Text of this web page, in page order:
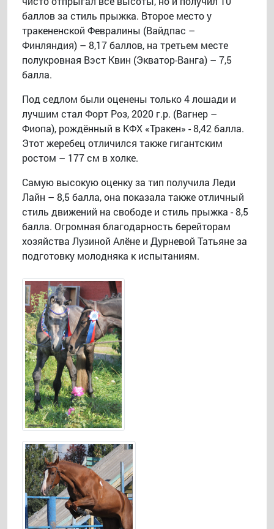
баллов за стиль прыжка. Второе место у
тракененской Февралины (Вайдпас –
Финляндия) – 8,17 баллов, на третьем месте
полукровная Вэст Квин (Экватор-Ванга) – 7,5
балла.
Под седлом были оценены только 4 лошади и
лучшим стал Форт Роз, 2020 г.р. (Вагнер –
Фиопа), рождённый в КФХ «Тракен» - 8,42 балла.
Этот жеребец отличился также гигантским
ростом – 177 см в холке.
Самую высокую оценку за тип получила Леди
Лайн – 8,5 балла, она показала также отличный
стиль движений на свободе и стиль прыжка - 8,5
балла. Огромная благодарность берейторам
хозяйства Лузиной Алёне и Дурневой Татьяне за
подготовку молодняка к испытаниям.